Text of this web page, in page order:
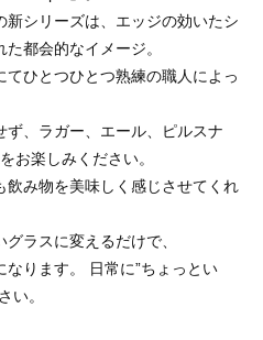
新シリーズは、エッジの効いたシ
都会的なイメージ。
てひとつひとつ熟練の職人によっ
、ラガー、エール、ピルスナ
お楽しみください。
み物を美味しく感じさせてくれ
ラスに変えるだけで、
ります。 日常に”ちょっとい
い。